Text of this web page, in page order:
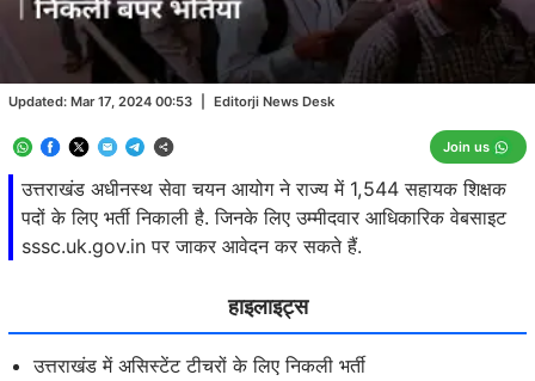
उत्तराखंड अधीनस्थ सेवा चयन आयोग ने राज्य में 1,544 सहायक शिक्षक
पदों के लिए भर्ती निकाली है. जिनके लिए उम्मीदवार आधिकारिक वेबसाइट
sssc.uk.gov.in पर जाकर आवेदन कर सकते हैं.
Updated: Mar 17, 2024 00:53 Editorji News Desk
Join us
Unmute
हाइलाइट्स
उत्तराखंड में असिस्टेंट टीचरों के लिए निकली भर्ती